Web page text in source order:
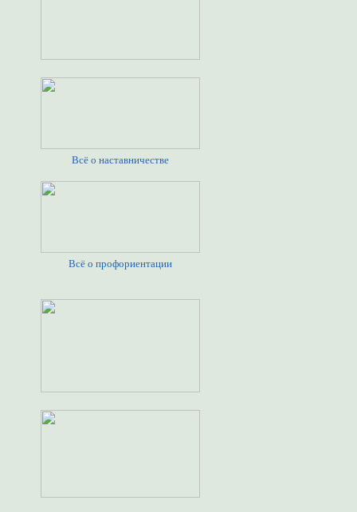
Всё о наставничестве
Всё о профориентации